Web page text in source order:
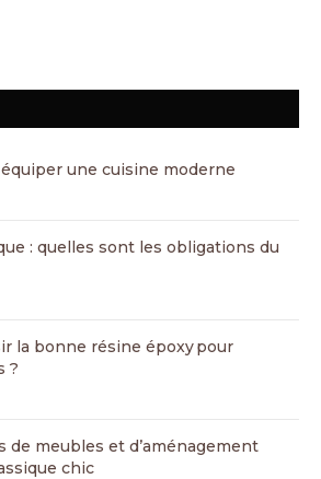
une cuisine moderne
: quelles sont les obligations du
la bonne résine époxy pour
?
de meubles et d’aménagement
chic